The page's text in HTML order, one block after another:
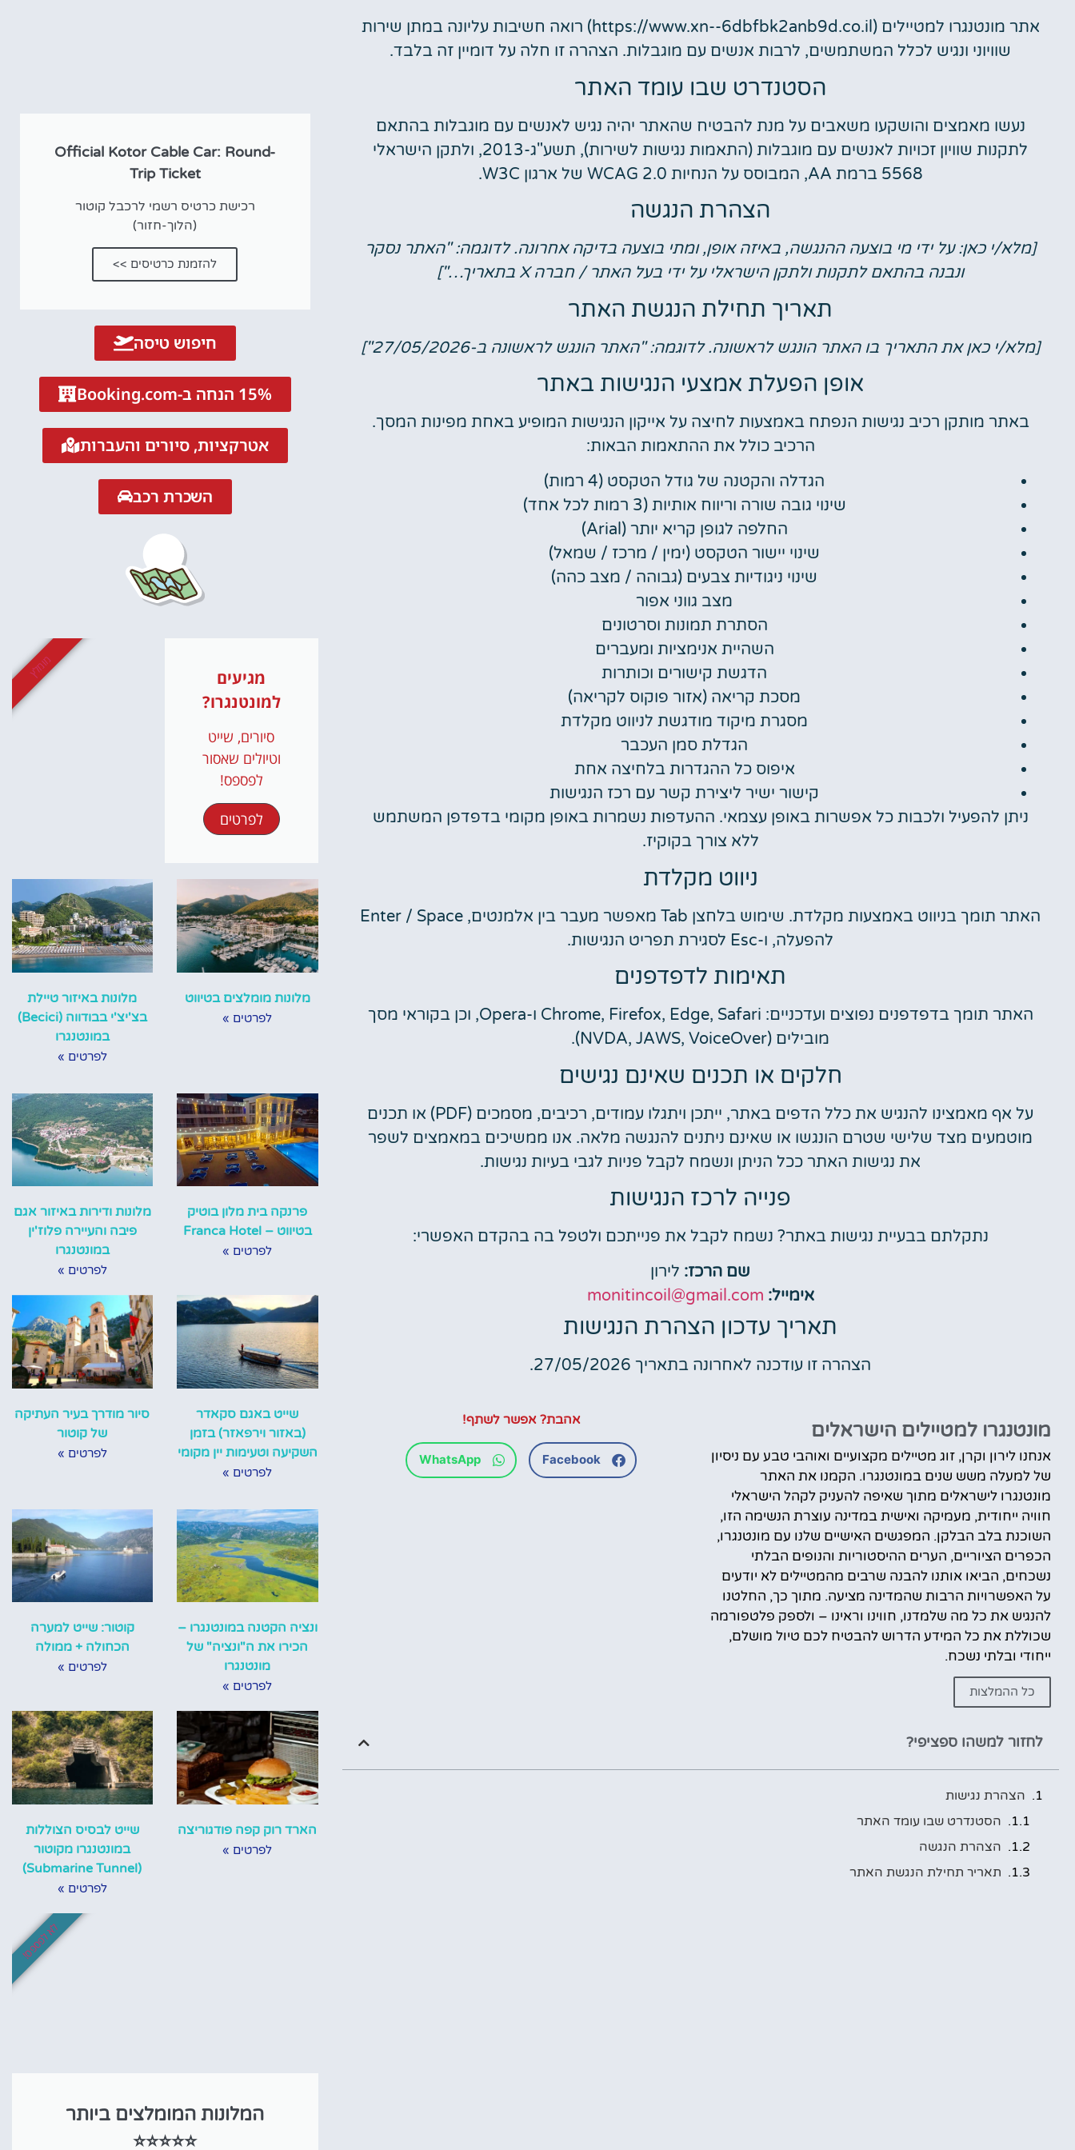
השכרת
לחצו פה!
מלונות
פה!
לחצו פה!
אתר מונטנגרו למטיילים (https://www.xn--6dbfbk2anb9d.co.il) רואה חשיבות עליונה במתן שירות
שוויוני ונגיש לכלל המשתמשים, לרבות אנשים עם מוגבלות. הצהרה זו חלה על דומיין זה בלבד.
הסטנדרט שבו עומד האתר
נעשו מאמצים והושקעו משאבים על מנת להבטיח שהאתר יהיה נגיש לאנשים עם מוגבלות בהתאם
לתקנות שוויון זכויות לאנשים עם מוגבלות (התאמות נגישות לשירות), תשע"ג-2013, ולתקן הישראלי
5568 ברמת AA, המבוסס על הנחיות WCAG 2.0 של ארגון W3C.
הצהרת הנגשה
[מלא/י כאן: על ידי מי בוצעה ההנגשה, באיזה אופן, ומתי בוצעה בדיקה אחרונה. לדוגמה: "האתר נסקר
ונבנה בהתאם לתקנות ולתקן הישראלי על ידי בעל האתר / חברה X בתאריך…"]
תאריך תחילת הנגשת האתר
[מלא/י כאן את התאריך בו האתר הונגש לראשונה. לדוגמה: "האתר הונגש לראשונה ב-27/05/2026"]
אופן הפעלת אמצעי הנגישות באתר
באתר מותקן רכיב נגישות הנפתח באמצעות לחיצה על אייקון הנגישות המופיע באחת מפינות המסך.
הרכיב כולל את ההתאמות הבאות:
הגדלה והקטנה של גודל הטקסט (4 רמות)
שינוי גובה שורה וריווח אותיות (3 רמות לכל אחד)
החלפה לגופן קריא יותר (Arial)
שינוי יישור הטקסט (ימין / מרכז / שמאל)
שינוי ניגודיות צבעים (גבוהה / מצב כהה)
מצב גווני אפור
הסתרת תמונות וסרטונים
השהיית אנימציות ומעברים
הדגשת קישורים וכותרות
מסכת קריאה (אזור פוקוס לקריאה)
מסגרת מיקוד מודגשת לניווט מקלדת
הגדלת סמן העכבר
איפוס כל ההגדרות בלחיצה אחת
קישור ישיר ליצירת קשר עם רכז הנגישות
ניתן להפעיל ולכבות כל אפשרות באופן עצמאי. ההעדפות נשמרות באופן מקומי בדפדפן המשתמש
ללא צורך בקוקיז.
ניווט מקלדת
האתר תומך בניווט באמצעות מקלדת. שימוש בלחצן Tab מאפשר מעבר בין אלמנטים, Enter / Space
להפעלה, ו-Esc לסגירת תפריט הנגישות.
תאימות לדפדפנים
האתר תומך בדפדפנים נפוצים ועדכניים: Chrome, Firefox, Edge, Safari ו-Opera, וכן בקוראי מסך
מובילים (NVDA, JAWS, VoiceOver).
חלקים או תכנים שאינם נגישים
על אף מאמצינו להנגיש את כלל הדפים באתר, ייתכן ויתגלו עמודים, רכיבים, מסמכים (PDF) או תכנים
מוטמעים מצד שלישי שטרם הונגשו או שאינם ניתנים להנגשה מלאה. אנו ממשיכים במאמצים לשפר
את נגישות האתר ככל הניתן ונשמח לקבל פניות לגבי בעיות נגישות.
פנייה לרכז הנגישות
נתקלתם בבעיית נגישות באתר? נשמח לקבל את פנייתכם ולטפל בה בהקדם האפשרי:
שם הרכז: לירון
אימייל: monitincoil@gmail.com
תאריך עדכון הצהרת הנגישות
הצהרה זו עודכנה לאחרונה בתאריך 27/05/2026.
מונטנגרו למטיילים הישראלים
אנחנו לירון וקרן, זוג מטיילים מקצועיים ואוהבי טבע עם ניסיון
של למעלה משש שנים במונטנגרו. הקמנו את האתר
מונטנגרו לישראלים מתוך שאיפה להעניק לקהל הישראלי
חוויה ייחודית, מעמיקה ואישית במדינה עוצרת הנשימה הזו,
השוכנת בלב הבלקן. המפגשים האישיים שלנו עם מונטנגרו,
הכפרים הציוריים, הערים ההיסטוריות והנופים הבלתי
נשכחים, הביאו אותנו להבנה שרבים מהמטיילים לא יודעים
על האפשרויות הרבות שהמדינה מציעה. מתוך כך, החלטנו
להנגיש את כל מה שלמדנו, חווינו וראינו – ולספק פלטפורמה
שכוללת את כל המידע הדרוש להבטיח לכם טיול מושלם,
ייחודי ובלתי נשכח.
כל ההמלצות
אהבת? אפשר לשתף!
Facebook
WhatsApp
לחזור למשהו ספציפי?
הצהרת נגישות
הסטנדרט שבו עומד האתר
הצהרת הנגשה
תאריך תחילת הנגשת האתר
Official Kotor Cable Car: Round-
Trip Ticket
רכישת כרטיס רשמי לרכבל קוטור
(הלוך-חזור)
להזמנת כרטיסים >>
חיפוש טיסה
15% הנחה ב-Booking.com
אטרקציות, סיורים והעברות
השכרת רכב
מגיעים
למונטנגרו?
סיורים, שייט
וטיולים שאסור
לפספס!
לפרטים
מומלץ
מלונות מומלצים בטיווט
לפרטים »
מלונות באיזור טיילת
בצ'יצ'י בבודווה (Becici)
במונטנגרו
לפרטים »
פרנקה בית מלון בוטיק
בטיווט – Franca Hotel
לפרטים »
מלונות ודירות באיזור אגם
פיבה והעיירה פלוז'ין
במונטנגרו
לפרטים »
שייט באגם סקאדר
(באזור וירפאזר) בזמן
השקיעה וטעימות יין מקומי
לפרטים »
סיור מודרך בעיר העתיקה
של קוטור
לפרטים »
ונציה הקטנה במונטנגרו –
הכירו את ה"ונציה" של
מונטנגרו
לפרטים »
קוטור: שייט למערה
הכחולה + ממולה
לפרטים »
הארד רוק קפה פודגוריצה
לפרטים »
שייט לבסיס הצוללות
במונטנגרו מקוטור
(Submarine Tunnel)
לפרטים »
המלונות המומלצים ביותר
⭐⭐⭐⭐⭐
לא לפספס!